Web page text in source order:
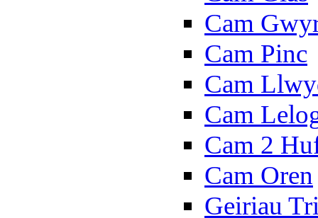
Cam
Cam Pinc
Cam
Cam
Cam 2
Cam Oren
Geiriau